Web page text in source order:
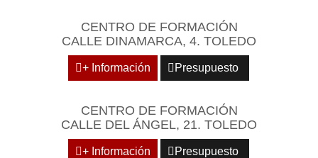
CENTRO DE FORMACIÓN
CALLE DINAMARCA, 4. TOLEDO
+ Información Presupuesto
CENTRO DE FORMACIÓN
CALLE DEL ÁNGEL, 21. TOLEDO
+ Información Presupuesto